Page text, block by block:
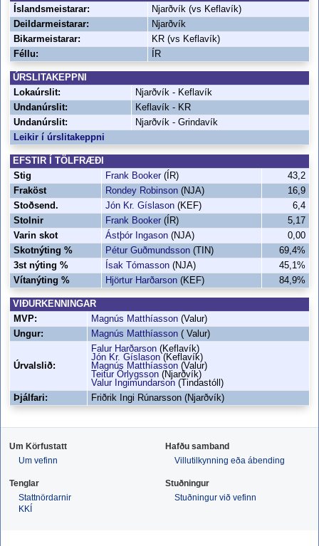
Íslandsmeistarar:
Njarðvík (vs Keflavík)
Deildarmeistarar:
Njarðvík
Bikarmeistarar:
KR (vs Keflavík)
Féllu:
ÍR
ÚRSLITAKEPPNI
Lokaúrslit:
Njarðvík - Keflavík
Undanúrslit:
Keflavík - KR
Undanúrslit:
Njarðvík - Grindavík
Leikir í úrslitakeppni
EFSTIR Í TÖLFRÆÐI
Stig
Frank Booker(ÍR)
43,2
Fraköst
Rondey Robinson (NJA)
16,9
Stoðsend.
Jón Kr. Gíslason (KEF)
6,4
Stolnir
Frank Booker (ÍR)
5,17
Varin skot
Ástþór Ingason (NJA)
0,00
Skotnýting %
Pétur Guðmundsson (TIN)
69,4%
3st nýting %
Ísak Tómasson (NJA)
45,1%
Vítanýting %
Hjörtur Harðarson (KEF) 84,9%
VIÐURKENNINGAR
MVP:
Magnús Matthíasson (Valur)
Ungur:
Magnús Matthíasson ( Valur)
Úrvalslið:
Falur Harðarson (Keflavík)
Jón Kr. Gíslason (Keflavík)
Magnús Matthíasson (Valur)
Teitur Örlygsson (Njarðvík)
Valur Ingimundarson (Tindastóll)
Þjálfari:
Friðrik Ingi Rúnarsson (Njarðvík)
Um Körfustatt
Um vefinn
Hafðu samband
Villutilkynning eða ábending
Tenglar
Stattnördarnir
KKÍ
Stuðningur
Stuðningur við vefinn